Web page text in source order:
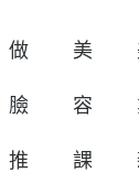
做
臉
推
美
容
課